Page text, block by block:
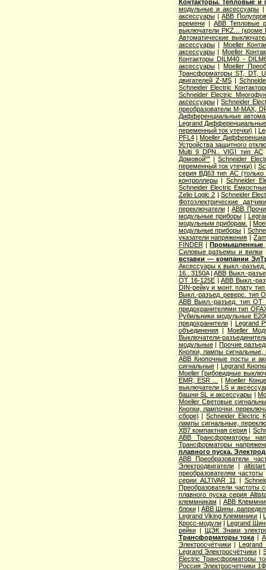
Контакторы. Тепловые и
модульные и аксессуары
аксессуары|ABB
времени| ABB Тепловые
выключатели PKZ... (кроме
Автоматические
аксессуары| Moeller
аксессуары|Moeller
Контакторы DILM40 -
аксессуары|Moeller
Трансформаторы ST, DT,
двигателей Z-MS|
Schneider Electric
Schneider Electric
аксессуары|Schneider
преобразователи M-MAX,
Дифференциальные
Legrand
переменный ток утечки) |
PFL4|Moeller
Устройства защитного
Multi 9 DPN.. VIGI тип AС
Домовой""|Schneider
переменный ток утечки) |
серия ВД63 тип АС (только
контроллеры| Schneider
Schneider Electric
Zelio Logic 2 | Schneider
Фотоэлектрические датчики
переключатели|ABB
модульные приборы|
модульным приборам.
|
модульные приборы |
указатели напряжения |
FINDER|Промышленные
Cиловые разъемы и вилки
вставки — компании
Аксессуары к выкл.-
16...3150A|ABB Выкл.-
OT 16-125E| ABB Выкл.-
DIN-рейку и монт. плату
Выкл.-разъед. реверс. тип
ABB Выкл.-разъед. тип OT
предохранителями тип
Рубильники модульные
предохранители| Legrand
объединения|Moeller
Выключатели-
модульные|Прочие
Кнопки, лампы сигнальные,
ABB Кнопочные посты и
сигнальные| Legrand
Moeller Грибовидные
EMR, ESR ...
|Moeller
выключатели LS и
башни SL и аксессуары |
Moeller Световые
Кнопки, лампочки,
сборе) |Schneider Electric
лампы сигнальные,
XB7 компактная серия |
ABB Трансформаторы
Трансформаторы
плавного пуска.
ABB Преобразователи
Электродвигатели|
преобразователям частоты
серии ALTIVAR 11
|
Преобразователи частоты
плавного пуска серия
клеммникам | ABB
блоки| ABB Шины,
Legrand Viking Клеммники |
Кросс-модули| Legrand
рейки| ЩЭК Знаки
Трансформаторы тока |
Электросчётчики| Legrand
Legrand Электросчётчики |
Electric Трансформаторы
Россия Электросчетчики